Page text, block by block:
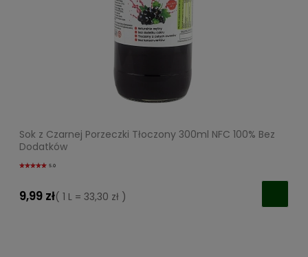
Sok z Czarnej Porzeczki Tłoczony 300ml NFC 100% Bez
Dodatków
5.0
9,99 zł( 1 L = 33,30 zł )